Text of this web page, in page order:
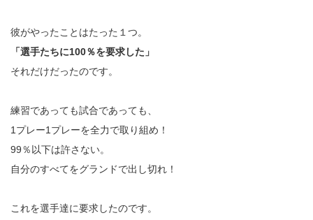
彼がやったことはたった１つ。
「選手たちに100％を要求した」
それだけだったのです。
練習であっても試合であっても、
1プレー1プレーを全力で取り組め！
99％以下は許さない。
自分のすべてをグランドで出し切れ！
これを選手達に要求したのです。